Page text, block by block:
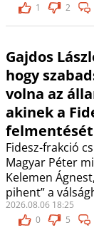
1
2
Gajdos
hogy
volna az
akinek a
Fidesz-frakció
Magyar Péter
Kelemen
pihent” a
2026.08.06 18:25
0
5